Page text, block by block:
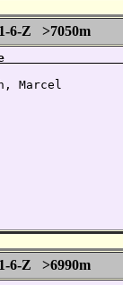
6-Z >7050m
Marcel
6-Z >6990m